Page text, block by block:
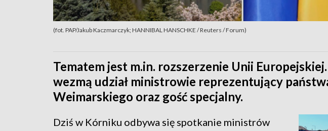
(fot. PAP/Jakub Kaczmarczyk; HANNIBAL HANSCHKE / Reuters / Forum)
Tematem jest m.in. rozszerzenie Unii
wezmą udział ministrowie reprezentujący
Weimarskiego oraz gość specjalny.
Dziś w Kórniku odbywa się spotkanie ministrów